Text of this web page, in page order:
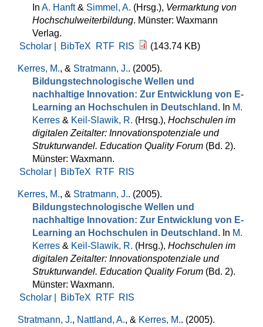
In A. Hanft& Simmel, A. (Hrsg.), Vermarktung von
Hochschulweiterbildung. Münster: Waxmann
Verlag.
Scholar |
BibTeX RTF RIS (143.74 KB)
Kerres, M., & Stratmann, J.. (2005).
Bildungstechnologische Wellen und
nachhaltige Innovation: Zur Entwicklung von E-
Learning an Hochschulen in Deutschland . In M.
Kerres & Keil-Slawik, R. (Hrsg.), Hochschulen im
digitalen Zeitalter: Innovationspotenziale und
Strukturwandel. Education Quality Forum (Bd. 2).
Münster: Waxmann.
Scholar |
BibTeX RTF RIS
Kerres, M., & Stratmann, J.. (2005).
Bildungstechnologische Wellen und
nachhaltige Innovation: Zur Entwicklung von E-
Learning an Hochschulen in Deutschland . In M.
Kerres & Keil-Slawik, R. (Hrsg.), Hochschulen im
digitalen Zeitalter: Innovationspotenziale und
Strukturwandel. Education Quality Forum (Bd. 2).
Münster: Waxmann.
Scholar |
BibTeX RTF RIS
Stratmann, J., Nattland, A., & Kerres, M.. (2005).